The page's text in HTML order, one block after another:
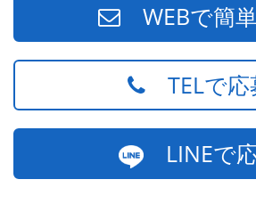
WEBで簡
TELで応
LINEで